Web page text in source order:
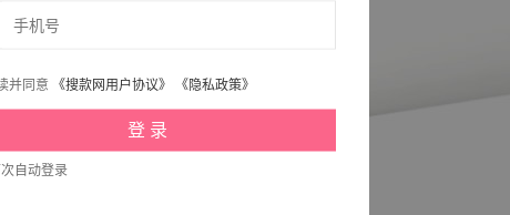
并同意 《搜款网用户协议》 《隐私政策》
自动登录